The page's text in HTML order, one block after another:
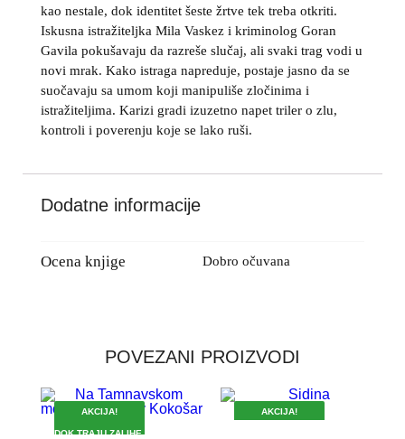
kao nestale, dok identitet šeste žrtve tek treba otkriti.
Iskusna istražiteljka Mila Vaskez i kriminolog Goran
Gavila pokušavaju da razreše slučaj, ali svaki trag vodi u
novi mrak. Kako istraga napreduje, postaje jasno da se
suočavaju sa umom koji manipuliše zločinima i
istražiteljima. Karizi gradi izuzetno napet triler o zlu,
kontroli i poverenju koje se lako ruši.
Dodatne informacije
Ocena knjige Dobro očuvana
POVEZANI PROIZVODI
AKCIJA!
DOK TRAJU ZALIHE.
AKCIJA!